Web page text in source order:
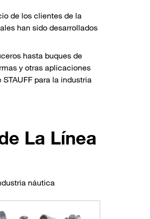
de los clientes de la
han sido desarrollados
hasta buques de
y otras aplicaciones
para la industria
La Línea
náutica